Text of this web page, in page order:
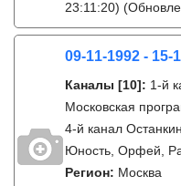
23:11:20)
09-11-1992 - 15-
Каналы [10]: 1-й
Московская
4-й канал
Юность, Орфей,
Регион: Москва